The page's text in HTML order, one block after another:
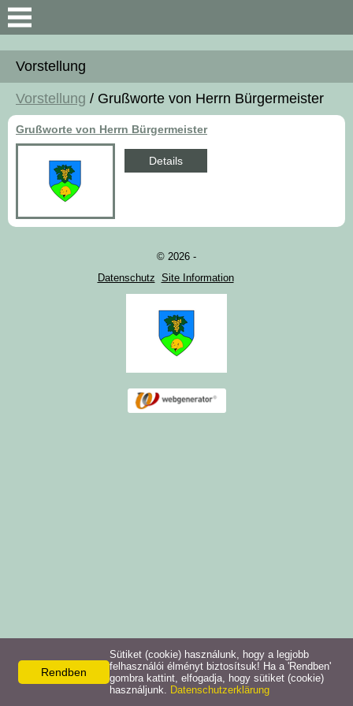
Suche
Vorstellung
Generelle Informationen
Landkarte und Angaben
Vorstellung
Vorstellung / Grußworte von Herrn Bürgermeister
Grußworte von Herrn Bürgermeister
Details
© 2026 -
Datenschutz Site Information
Rendben
Sütiket (cookie) használunk, hogy a legjobb
felhasználói élményt biztosítsuk! Ha a 'Rendben'
gombra kattint, elfogadja, hogy sütiket (cookie)
használjunk. Datenschutzerklärung